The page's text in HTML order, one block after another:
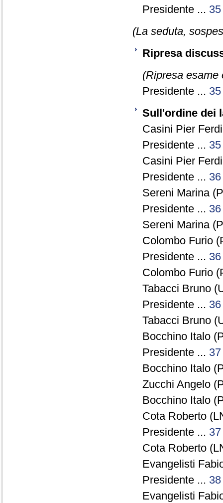
Presidente ... 35
(La seduta,
Ripresa
(Ripresa esame
Presidente ... 35
Sull'ordine dei
Casini Pier
Presidente ... 35
Casini Pier
Presidente ... 36
Sereni Marina
Presidente ... 36
Sereni Marina
Colombo Furio
Presidente ... 36
Colombo Furio
Tabacci Bruno
Presidente ... 36
Tabacci Bruno
Bocchino Italo
Presidente ... 37
Bocchino Italo
Zucchi Angelo
Bocchino Italo
Cota Roberto
Presidente ... 37
Cota Roberto
Evangelisti
Presidente ... 38
Evangelisti